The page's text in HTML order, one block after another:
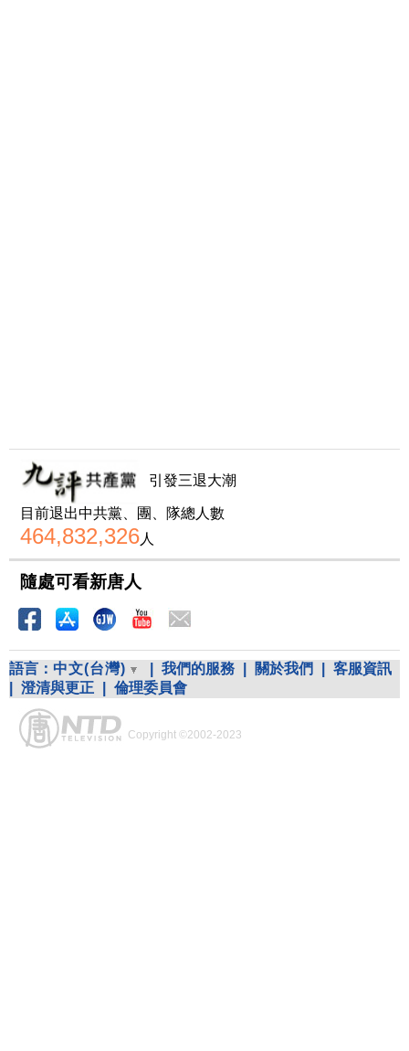
引發三退大潮
目前退出中共黨、團、隊總人數
464,832,326人
隨處可看新唐人
語言： 中文(台灣) 我們的服務 關於我們
客服資訊
澄清與更正 倫理委員會
Copyright ©2002-2023